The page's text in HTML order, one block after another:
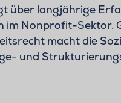
über langjährige
im Nonprofit-Sektor.
macht die
und